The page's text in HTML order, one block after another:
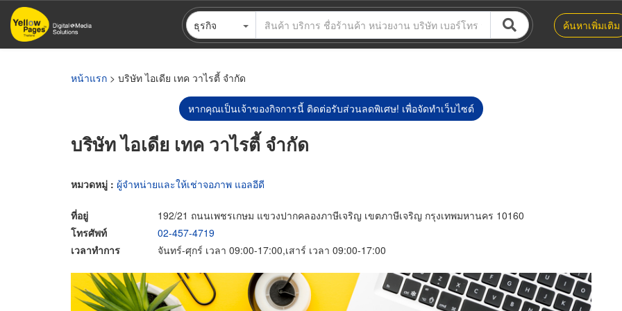
ข้าม
ไป
ธุรกิจ ค้นหาเพิ่มเติม
หน้าแรก > บริษัท ไอเดีย เทค วาไรตี้ จำกัด
หากคุณเป็นเจ้าของกิจการนี้ ติดต่อรับส่วนลดพิเศษ! เพื่อจัดทำเว็บไซต์
บริษัท ไอเดีย เทค วาไรตี้ จำกัด
หมวดหมู่ : ผู้จำหน่ายและให้เช่าจอภาพ แอลอีดี
ที่อยู่
192/21 ถนนเพชรเกษม แขวงปากคลองภาษีเจริญ เขตภาษีเจริญ กรุงเทพมหานคร 10160
โทรศัพท์
02-457-4719
เวลาทำการ
จันทร์-ศุกร์ เวลา 09:00-17:00,เสาร์ เวลา 09:00-17:00